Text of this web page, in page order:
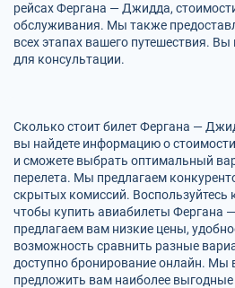
рейсах Фергана — Джидда,
обслуживания. Мы также
всех этапах вашего путешествия.
для консультации.
Сколько стоит билет Фергана —
вы найдете информацию о
и сможете выбрать оптимальный
перелета. Мы предлагаем
скрытых комиссий. Воспользуйтесь
чтобы купить авиабилеты
предлагаем вам низкие цены,
возможность сравнить разные
доступно бронирование онлайн. Мы
предложить вам наиболее